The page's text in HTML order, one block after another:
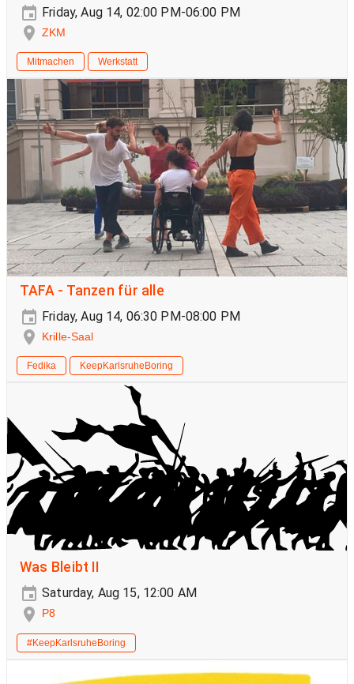
Friday, Aug 14, 02:00 PM-06:00 PM
ZKM
Mitmachen Werkstatt
TAFA - Tanzen für alle
Friday, Aug 14, 06:30 PM-08:00 PM
Krille-Saal
Fedika KeepKarlsruheBoring
Was Bleibt II
Saturday, Aug 15, 12:00 AM
P8
#KeepKarlsruheBoring